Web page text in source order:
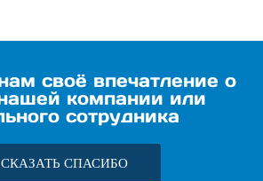
своё впечатление о
компании или
сотрудника
СКАЗАТЬ СПАСИБО